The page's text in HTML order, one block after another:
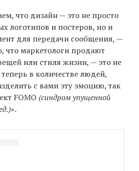
что дизайн — это не просто
логотипов и постеров, но и
для передачи сообщения, —
что маркетологи продают
или стиля жизни, — это не
в количестве людей,
с вами эту эмоцию, так
FOMO (синдром упущенной
».